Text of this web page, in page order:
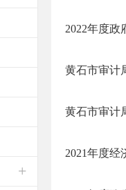
2022年度政
黄石市审计
黄石市审计
2021年度经